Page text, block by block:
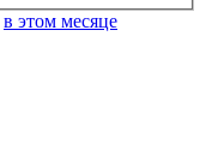
в этом месяце